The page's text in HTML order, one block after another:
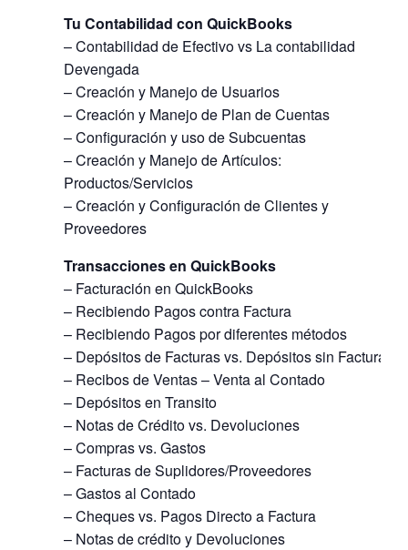
Tu Contabilidad con QuickBooks
– Contabilidad de Efectivo vs La contabilidad
Devengada
– Creación y Manejo de Usuarios
– Creación y Manejo de Plan de Cuentas
– Configuración y uso de Subcuentas
– Creación y Manejo de Artículos:
Productos/Servicios
– Creación y Configuración de Clientes y
Proveedores
Transacciones en QuickBooks
– Facturación en QuickBooks
– Recibiendo Pagos contra Factura
– Recibiendo Pagos por diferentes métodos
– Depósitos de Facturas vs. Depósitos sin Factura
– Recibos de Ventas – Venta al Contado
– Depósitos en Transito
– Notas de Crédito vs. Devoluciones
– Compras vs. Gastos
– Facturas de Suplidores/Proveedores
– Gastos al Contado
– Cheques vs. Pagos Directo a Factura
– Notas de crédito y Devoluciones